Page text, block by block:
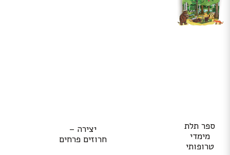
ספר תלת
מימדי
טרופותי
יצירה –
חרוזים פרחים